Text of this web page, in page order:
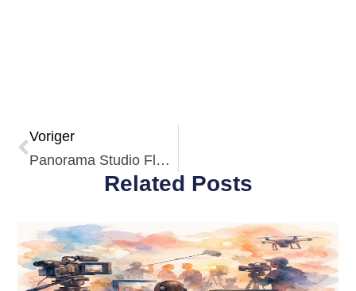
Voriger
Panorama Studio Fläche
Related Posts